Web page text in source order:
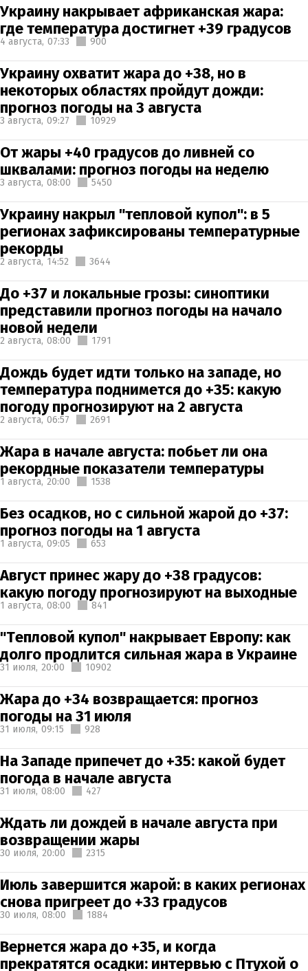
Украину накрывает африканская жара:
где температура достигнет +39 градусов
4 августа, 07:33 900
Украину охватит жара до +38, но в
некоторых областях пройдут дожди:
прогноз погоды на 3 августа
3 августа, 09:27 10929
От жары +40 градусов до ливней со
шквалами: прогноз погоды на неделю
3 августа, 08:00 5450
Украину накрыл "тепловой купол": в 5
регионах зафиксированы температурные
рекорды
2 августа, 14:52 3644
До +37 и локальные грозы: синоптики
представили прогноз погоды на начало
новой недели
2 августа, 08:00 1791
Дождь будет идти только на западе, но
температура поднимется до +35: какую
погоду прогнозируют на 2 августа
2 августа, 06:57 2691
Жара в начале августа: побьет ли она
рекордные показатели температуры
1 августа, 20:00 1538
Без осадков, но с сильной жарой до +37:
прогноз погоды на 1 августа
1 августа, 09:05 653
Август принес жару до +38 градусов:
какую погоду прогнозируют на выходные
1 августа, 08:00 841
"Тепловой купол" накрывает Европу: как
долго продлится сильная жара в Украине
31 июля, 20:00 10902
Жара до +34 возвращается: прогноз
погоды на 31 июля
31 июля, 09:15 928
На Западе припечет до +35: какой будет
погода в начале августа
31 июля, 08:00 427
Ждать ли дождей в начале августа при
возвращении жары
30 июля, 20:00 2315
Июль завершится жарой: в каких регионах
снова пригреет до +33 градусов
30 июля, 08:00 1884
Вернется жара до +35, и когда
прекратятся осадки: интервью с Птухой о